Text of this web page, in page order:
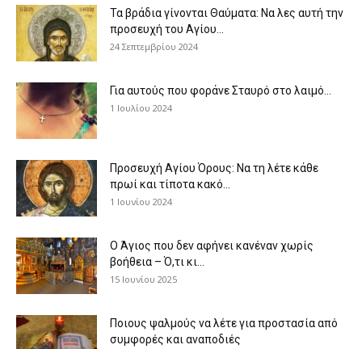
Τα βράδια γίνονται Θαύματα: Να λες αυτή την
προσευχή του Αγίου...
24 Σεπτεμβρίου 2024
Για αυτούς που φοράνε Σταυρό στο λαιμό…
1 Ιουλίου 2024
Προσευχή Αγίου Όρους: Να τη λέτε κάθε
πρωί και τίποτα κακό...
1 Ιουνίου 2024
Ο Άγιος που δεν αφήνει κανέναν χωρίς
βοήθεια – Ό,τι κι...
15 Ιουνίου 2025
Ποιους ψαλμούς να λέτε για προστασία από
συμφορές και αναποδιές